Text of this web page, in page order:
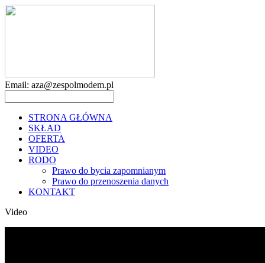
Email: aza@zespolmodem.pl
STRONA GŁÓWNA
SKŁAD
OFERTA
VIDEO
RODO
Prawo do bycia zapomnianym
Prawo do przenoszenia danych
KONTAKT
Video